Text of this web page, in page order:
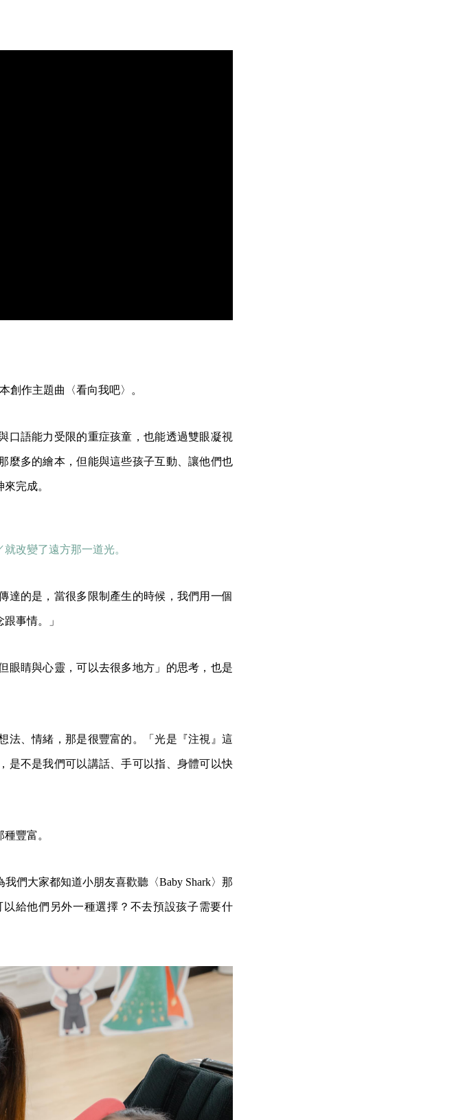
創作主題曲〈看向我吧〉。
口語能力受限的重症孩童，也能透過雙眼凝視
麼多的繪本，但能與這些孩子互動、讓他們也
完成。
就改變了遠方那一道光。
達的是，當很多限制產生的時候，我們用一個
事情。」
眼睛與心靈，可以去很多地方」的思考，也是
法、情緒，那是很豐富的。「光是『注視』這
是不是我們可以講話、手可以指、身體可以快
豐富。
們大家都知道小朋友喜歡聽〈Baby Shark〉那
給他們另外一種選擇？不去預設孩子需要什